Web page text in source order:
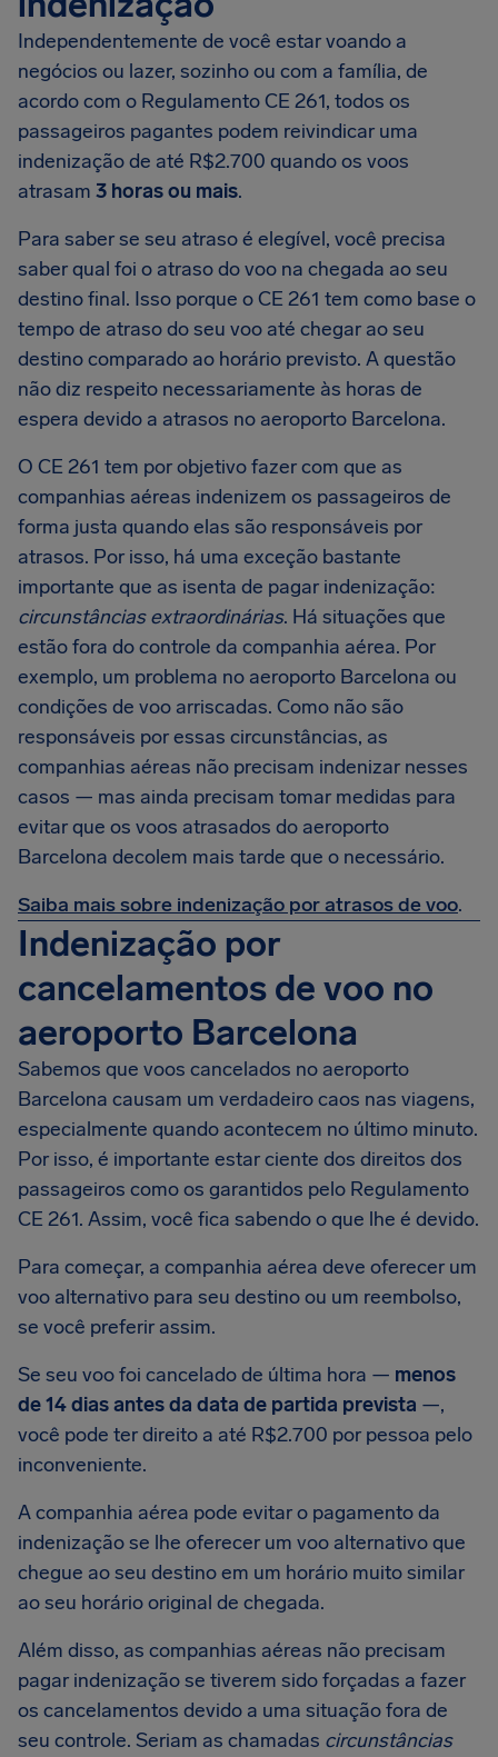
Independentemente de você estar voando a
negócios ou lazer, sozinho ou com a família, de
acordo com o Regulamento CE 261, todos os
passageiros pagantes podem reivindicar uma
indenização de até R$2.700 quando os voos
atrasam 3 horas ou mais.
Para saber se seu atraso é elegível, você precisa
saber qual foi o atraso do voo na chegada ao seu
destino final. Isso porque o CE 261 tem como base o
tempo de atraso do seu voo até chegar ao seu
destino comparado ao horário previsto. A questão
não diz respeito necessariamente às horas de
espera devido a atrasos no aeroporto Barcelona.
O CE 261 tem por objetivo fazer com que as
companhias aéreas indenizem os passageiros de
forma justa quando elas são responsáveis por
atrasos. Por isso, há uma exceção bastante
importante que as isenta de pagar indenização:
circunstâncias extraordinárias. Há situações que
estão fora do controle da companhia aérea. Por
exemplo, um problema no aeroporto Barcelona ou
condições de voo arriscadas. Como não são
responsáveis por essas circunstâncias, as
companhias aéreas não precisam indenizar nesses
casos — mas ainda precisam tomar medidas para
evitar que os voos atrasados do aeroporto
Barcelona decolem mais tarde que o necessário.
Saiba mais sobre indenização por atrasos de voo.
Indenização por
cancelamentos de voo no
aeroporto Barcelona
Sabemos que voos cancelados no aeroporto
Barcelona causam um verdadeiro caos nas viagens,
especialmente quando acontecem no último minuto.
Por isso, é importante estar ciente dos direitos dos
passageiros como os garantidos pelo Regulamento
CE 261. Assim, você fica sabendo o que lhe é devido.
Para começar, a companhia aérea deve oferecer um
voo alternativo para seu destino ou um reembolso,
se você preferir assim.
Se seu voo foi cancelado de última hora — menos
de 14 dias antes da data de partida prevista —,
você pode ter direito a até R$2.700 por pessoa pelo
inconveniente.
A companhia aérea pode evitar o pagamento da
indenização se lhe oferecer um voo alternativo que
chegue ao seu destino em um horário muito similar
ao seu horário original de chegada.
Além disso, as companhias aéreas não precisam
pagar indenização se tiverem sido forçadas a fazer
os cancelamentos devido a uma situação fora de
seu controle. Seriam as chamadas circunstâncias